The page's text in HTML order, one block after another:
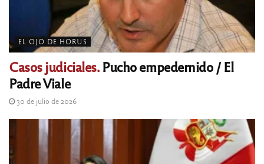
EL OJO DE HORUS
Casos judiciales.Pucho empedernido / El
Padre Viale
30 de julio de 2026